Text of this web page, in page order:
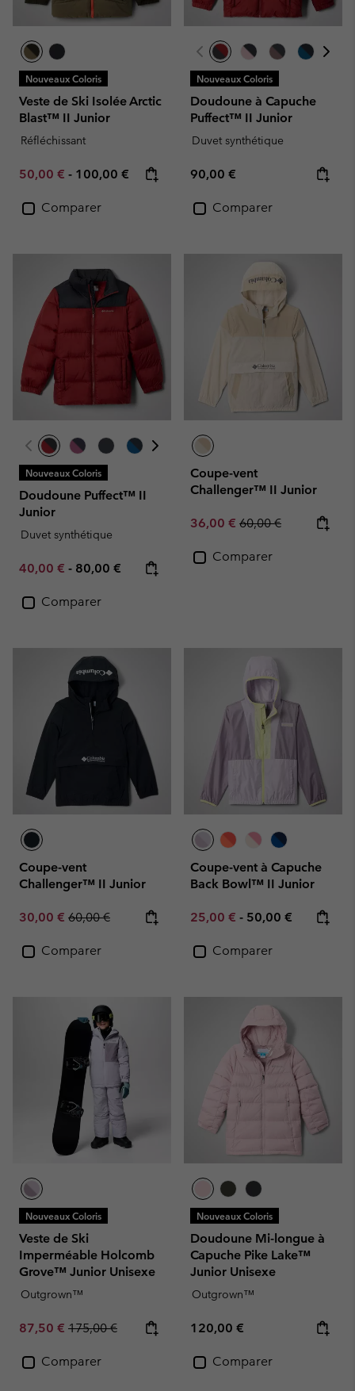
Nouveaux Coloris
Veste de Ski Isolée Arctic
Blast™ II Junior
Réfléchissant
Minimum sale price:
50,00 € - Maximum price:
100,00 €
Comparer
Nouveaux Coloris
Doudoune à Capuche
Puffect™ II Junior
Duvet synthétique
Regular price:
90,00 €
Comparer
Nouveaux Coloris
Doudoune Puffect™ II
Junior
Duvet synthétique
Minimum sale price:
40,00 € - Maximum price:
80,00 €
Comparer
Coupe-vent
Challenger™ II Junior
Sale price:
36,00 € Regular price:
60,00 €
Comparer
Coupe-vent
Challenger™ II Junior
Sale price:
30,00 € Regular price:
60,00 €
Comparer
Coupe-vent à Capuche
Back Bowl™ II Junior
Minimum sale price:
25,00 € - Maximum price:
50,00 €
Comparer
Nouveaux Coloris
Veste de Ski
Imperméable Holcomb
Grove™ Junior Unisexe
Outgrown™
Sale price:
87,50 € Regular price:
175,00 €
Comparer
Nouveaux Coloris
Doudoune Mi-longue à
Capuche Pike Lake™
Junior Unisexe
Outgrown™
Regular price:
120,00 €
Comparer